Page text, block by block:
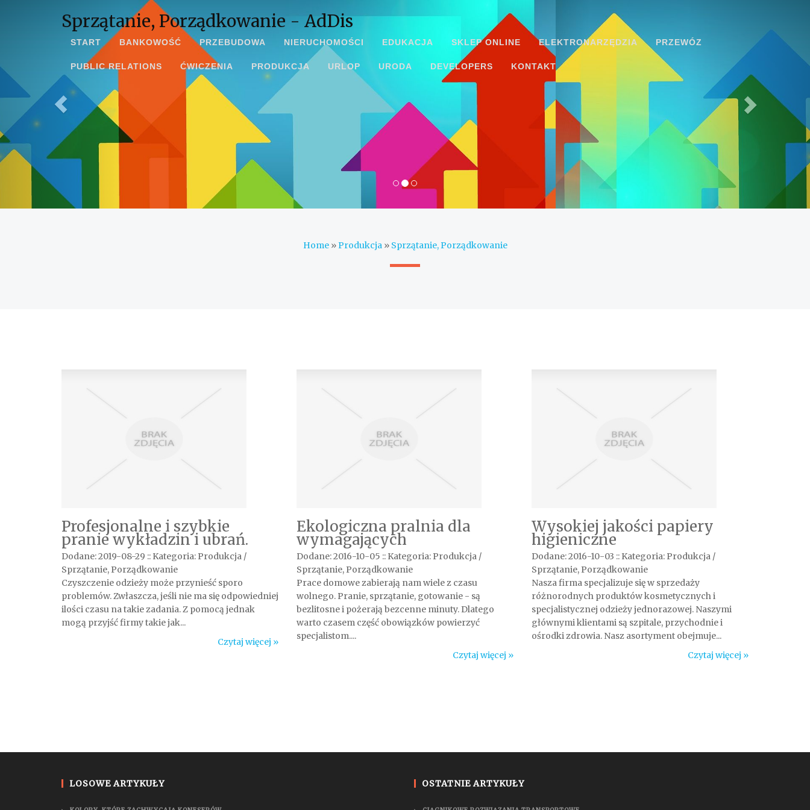
Sprzątanie, Porządkowanie - AdDis
START BANKOWOŚĆ PRZEBUDOWA NIERUCHOMOŚCI EDUKACJA SKLEP ONLINE ELEKTRONARZĘDZIA PRZEWÓZ
PUBLIC RELATIONS ĆWICZENIA PRODUKCJA URLOP URODA DEVELOPERS KONTAKT
Home»Produkcja» Sprzątanie, Porządkowanie
Profesjonalne i szybkie
pranie wykładzin i ubrań.
Dodane: 2019-08-29 :: Kategoria: Produkcja /
Sprzątanie, Porządkowanie
Czyszczenie odzieży może przynieść sporo
problemów. Zwłaszcza, jeśli nie ma się odpowiedniej
ilości czasu na takie zadania. Z pomocą jednak
mogą przyjść firmy takie jak...
Czytaj więcej »
Ekologiczna pralnia dla
wymagających
Dodane: 2016-10-05 :: Kategoria: Produkcja /
Sprzątanie, Porządkowanie
Prace domowe zabierają nam wiele z czasu
wolnego. Pranie, sprzątanie, gotowanie - są
bezlitosne i pożerają bezcenne minuty. Dlatego
warto czasem część obowiązków powierzyć
specjalistom....
Czytaj więcej »
Wysokiej jakości papiery
higieniczne
Dodane: 2016-10-03 :: Kategoria: Produkcja /
Sprzątanie, Porządkowanie
Nasza firma specjalizuje się w sprzedaży
różnorodnych produktów kosmetycznych i
specjalistycznej odzieży jednorazowej. Naszymi
głównymi klientami są szpitale, przychodnie i
ośrodki zdrowia. Nasz asortyment obejmuje...
Czytaj więcej »
LOSOWE ARTYKUŁY OSTATNIE ARTYKUŁY